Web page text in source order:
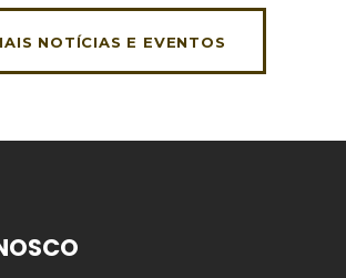
NOTÍCIAS E EVENTOS